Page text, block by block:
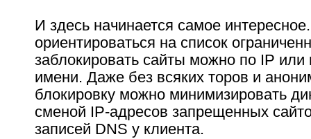
И здесь начинается самое
ориентироваться на список
заблокировать сайты можно по IP
имени. Даже без всяких торов и
блокировку можно минимизировать
сменой IP-адресов запрещенных
записей DNS у клиента.